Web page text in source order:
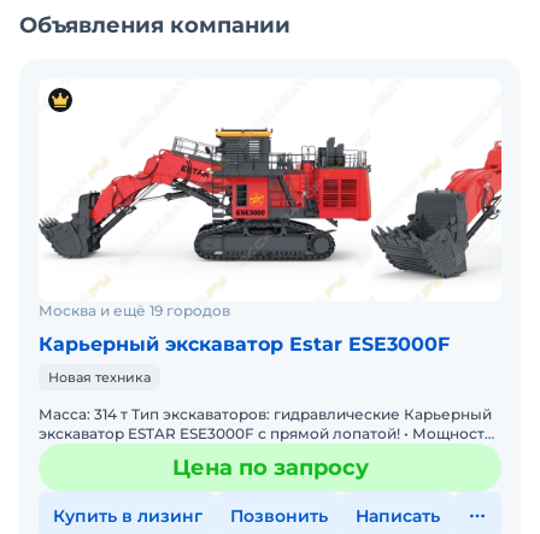
Объявления компании
Москва и ещё 19 городов
Карьерный экскаватор Estar ESE3000F
Новая техника
Масса: 314 т Тип экскаваторов: гидравлические Карьерный
экскаватор ESTAR ESE3000F с прямой лопатой! • Мощность:
Двигатель 1 193 кВт • Производительность: Ко
Цена по запросу
Купить в лизинг Позвонить Написать